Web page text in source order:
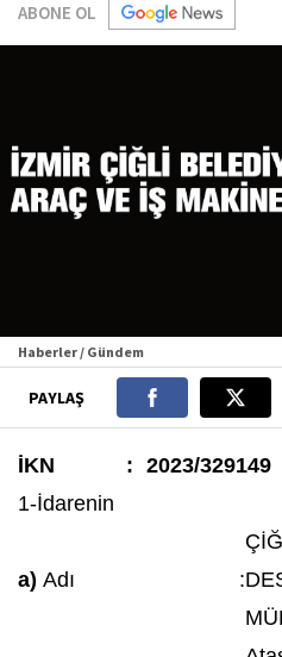
ABONE OL
Haberler / Gündem
PAYLAŞ
İKN : 2023/329149
1-İdarenin
a) Adı :